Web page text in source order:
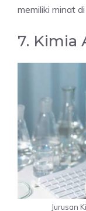
memiliki minat
7. Kimia
Jurusan